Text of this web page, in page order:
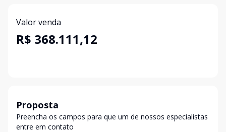
Valor venda
R$ 368.111,12
Proposta
Preencha os campos para que um de nossos especialistas
entre em contato